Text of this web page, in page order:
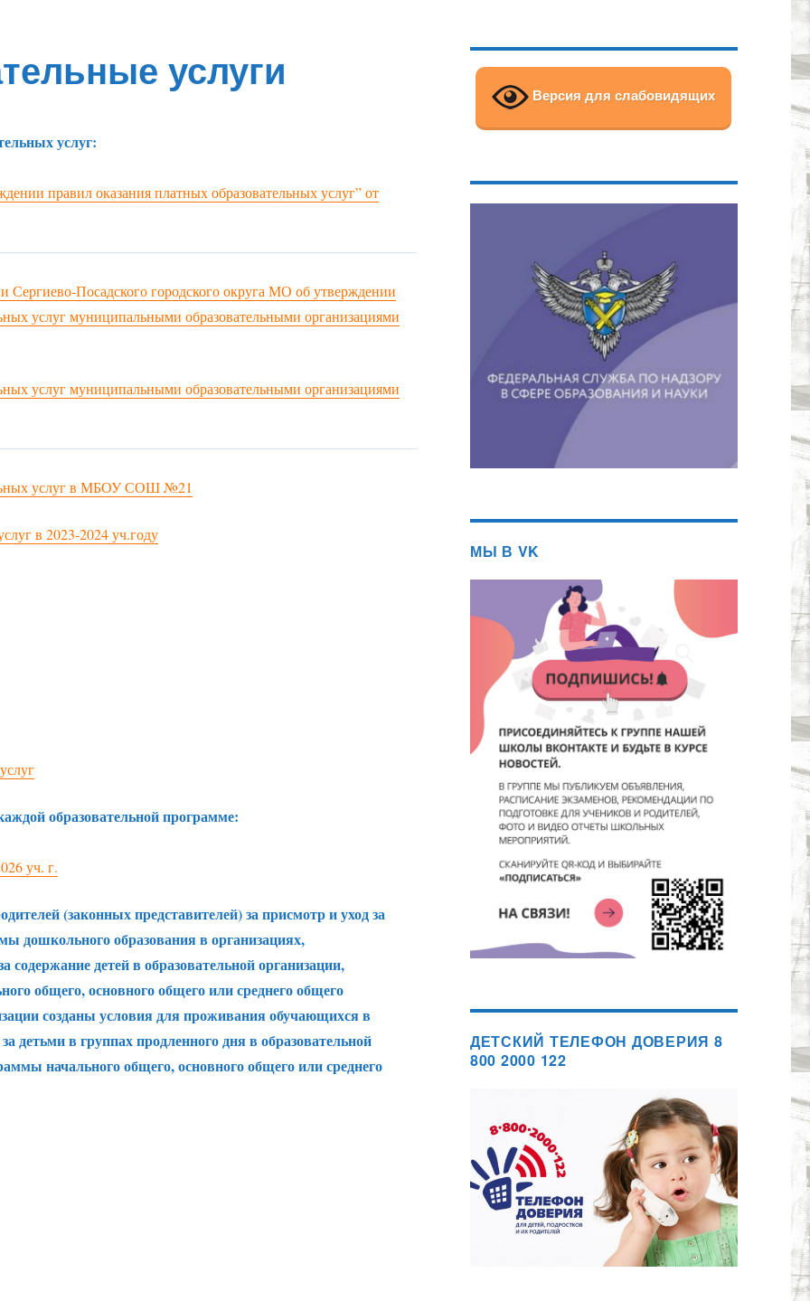
услуги
услуг:
правил оказания платных образовательных услуг” от
Посадского городского округа МО об утверждении
услуг муниципальными образовательными организациями
услуг муниципальными образовательными организациями
услуг в МБОУ СОШ №21
в 2023-2024 уч.году
образовательной программе:
уч. г.
(законных представителей) за присмотр и уход за
дошкольного образования в организациях,
детей в образовательной организации,
общего, основного общего или среднего общего
созданы условия для проживания обучающихся в
детьми в группах продленного дня в образовательной
начального общего, основного общего или среднего
Версия для слабовидящих
МЫ В VK
ДЕТСКИЙ ТЕЛЕФОН ДОВЕРИЯ 8
800 2000 122